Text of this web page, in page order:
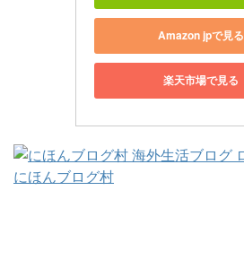
Amazon jpで見る
楽天市場で見る
にほんブログ村